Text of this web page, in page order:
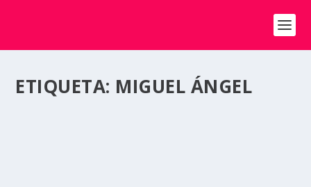
ETIQUETA: MIGUEL ÁNGEL